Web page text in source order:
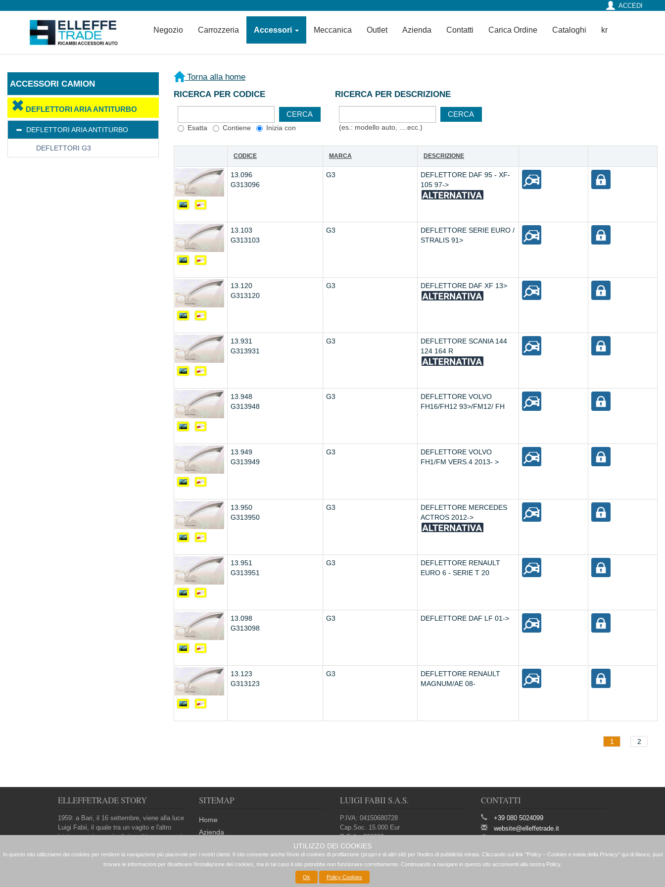
ACCEDI
Negozio Carrozzeria Accessori Meccanica Outlet Azienda Contatti Carica Ordine Cataloghi kr
ACCESSORI CAMION
DEFLETTORI ARIA ANTITURBO
DEFLETTORI ARIA ANTITURBO
DEFLETTORI G3
Torna alla home
RICERCA PER CODICE
Esatta Contiene Inizia con
RICERCA PER DESCRIZIONE
(es.: modello auto, ....ecc.)
CODICE MARCA DESCRIZIONE
13.096
G313096
G3
DEFLETTORE DAF 95 - XF-
105 97->
13.103
G313103
G3
DEFLETTORE SERIE EURO /
STRALIS 91>
13.120
G313120
G3 DEFLETTORE DAF XF 13>
13.931
G313931
G3
DEFLETTORE SCANIA 144
124 164 R
13.948
G313948
G3
DEFLETTORE VOLVO
FH16/FH12 93>/FM12/ FH
13.949
G313949
G3
DEFLETTORE VOLVO
FH1/FM VERS.4 2013- >
13.950
G313950
G3
DEFLETTORE MERCEDES
ACTROS 2012->
13.951
G313951
G3
DEFLETTORE RENAULT
EURO 6 - SERIE T 20
13.098
G313098
G3 DEFLETTORE DAF LF 01->
13.123
G313123
G3
DEFLETTORE RENAULT
MAGNUM/AE 08-
1 2
ELLEFFETRADE STORY
1959: a Bari, il 16 settembre, viene alla luce
Luigi Fabii, il quale tra un vagito e l'altro
inizia a respirare aria di ricambi e accessori
parte...
SITEMAP
Home
Azienda
LUIGI FABII S.A.S.
P.IVA: 04150680728
Cap.Soc. 15.000 Eur
R.E.A.: 296003
Condizioni generali d'uso
CONTATTI
+39 080 5024099
website@elleffetrade.it